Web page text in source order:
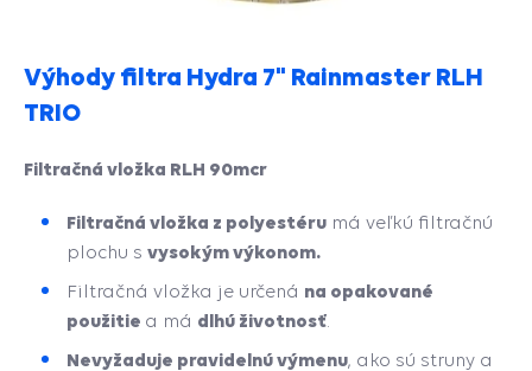
Výhody filtra Hydra 7" Rainmaster RLH
TRIO
Filtračná vložka RLH 90mcr
Filtračná vložka z polyestéru má veľkú filtračnú
plochu s vysokým výkonom.
Filtračná vložka je určená na opakované
použitie a má dlhú životnosť
Nevyžaduje pravidelnú výmenu, ako sú struny a